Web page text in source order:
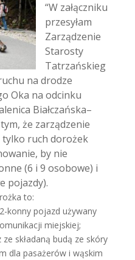
“W załączniku
przesyłam
Zarządzenie
Starosty
Tatrzańskieg
na drodze
Oka na odcinku
Białczańska–
że zarządzenie
tylko ruch dorożek
by nie
(6 i 9 osobowe) i
pojazdy).
to:
konny pojazd używany
miejskiej;
składaną budą ze skóry
dla pasażerów i wąskim